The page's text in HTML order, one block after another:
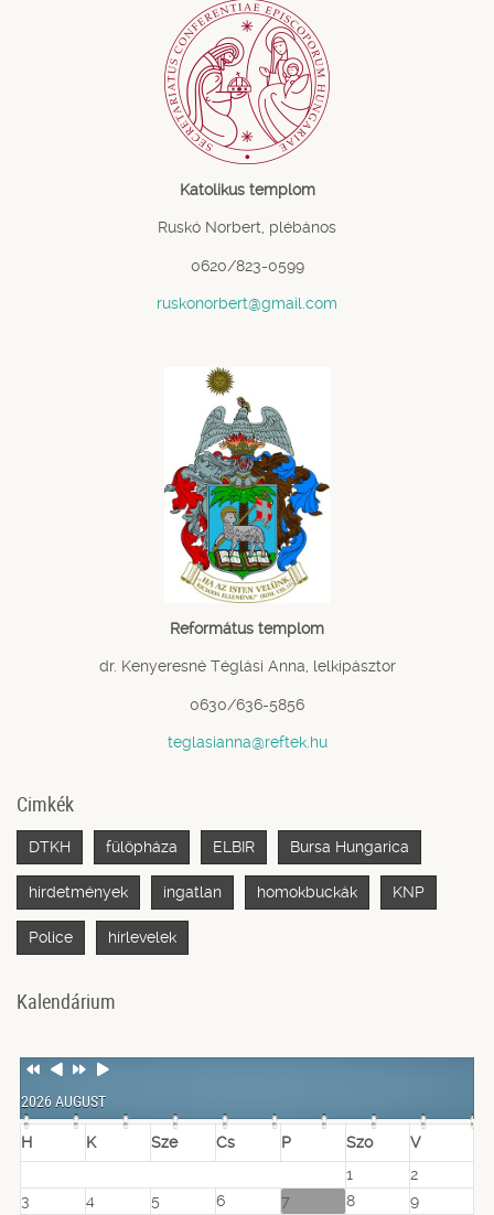
Katolikus templom
Ruskó Norbert, plébános
0620/823-0599
ruskonorbert@gmail.com
Református templom
dr. Kenyeresné Téglási Anna, lelkipásztor
0630/636-5856
teglasianna@reftek.hu
Cimkék
DTKH fülöpháza ELBIR Bursa Hungarica
hirdetmények ingatlan homokbuckák KNP
Police hírlevelek
Kalendárium
Previous
Previous
NextNext
2026 AUGUST
H K Sze Cs P Szo
V
1
2
3
4 5 6 7 8 9